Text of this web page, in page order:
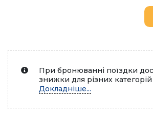
При бронюванні поїздки
знижки для різних
Докладніше...